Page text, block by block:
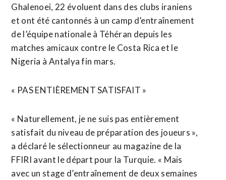
Ghalenoei, 22 évoluent dans des clubs iraniens
et ont été cantonnés à ⁠un camp d’entraînement
de l’équipe nationale à Téhéran depuis les
matches amicaux contre le Costa Rica et le
Nigeria ⁠à Antalya fin mars.
« PAS ENTIÈREMENT SATISFAIT »
« Naturellement, je ne suis pas entièrement
satisfait du niveau de préparation des joueurs »,
a déclaré le sélectionneur au magazine de la
FFIRI avant le départ pour la Turquie. « Mais
avec un stage d’entraînement de deux semaines